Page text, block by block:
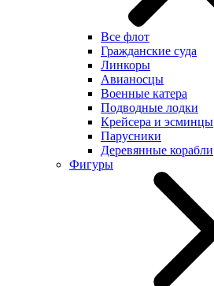
Все флот
Гражданские суда
Линкоры
Авианосцы
Военные катера
Подводные лодки
Крейсера и эсминцы
Парусники
Деревянные корабли
Фигуры